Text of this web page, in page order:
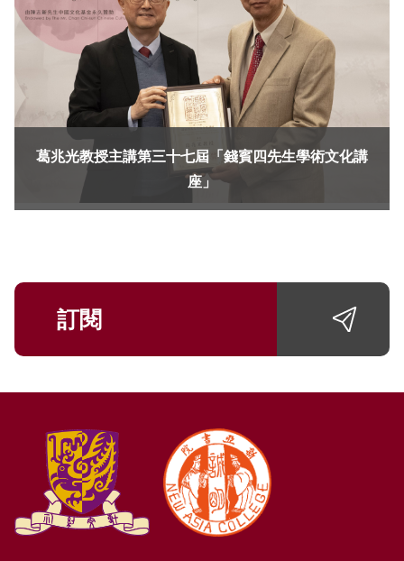
葛兆光教授主講第三十七屆「錢賓四先生學術文化講
座」
訂閱